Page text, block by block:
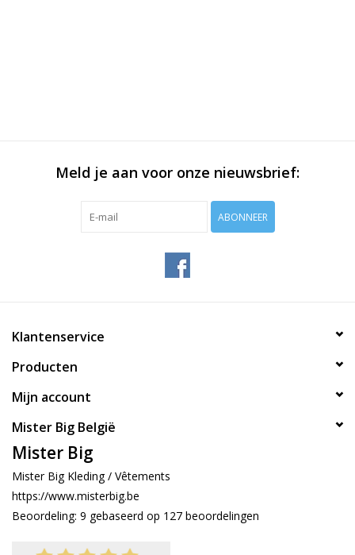
Meld je aan voor onze nieuwsbrief:
ABONNEER
Klantenservice
Producten
Mijn account
Mister Big België
Mister Big
Mister Big Kleding / Vêtements
https://www.misterbig.be
Beoordeling: 9 gebaseerd op 127 beoordelingen